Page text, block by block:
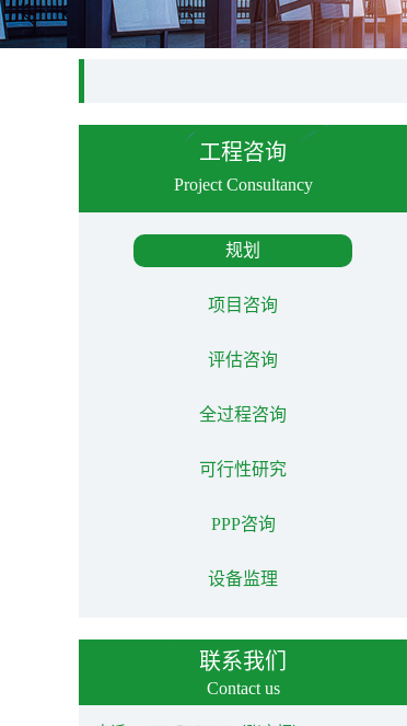
工程咨询
Project Consultancy
规划
项目咨询
评估咨询
全过程咨询
可行性研究
PPP咨询
设备监理
联系我们
Contact us